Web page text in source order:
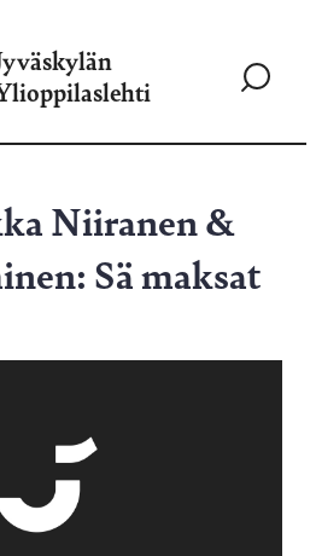
Siirry
Niiranen &
Sä maksat